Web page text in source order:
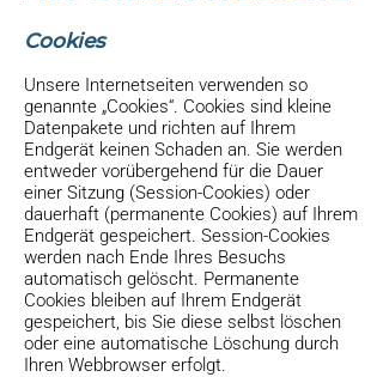
Cookies
Unsere Internetseiten verwenden so
genannte „Cookies“. Cookies sind kleine
Datenpakete und richten auf Ihrem
Endgerät keinen Schaden an. Sie werden
entweder vorübergehend für die Dauer
einer Sitzung (Session-Cookies) oder
dauerhaft (permanente Cookies) auf Ihrem
Endgerät gespeichert. Session-Cookies
werden nach Ende Ihres Besuchs
automatisch gelöscht. Permanente
Cookies bleiben auf Ihrem Endgerät
gespeichert, bis Sie diese selbst löschen
oder eine automatische Löschung durch
Ihren Webbrowser erfolgt.